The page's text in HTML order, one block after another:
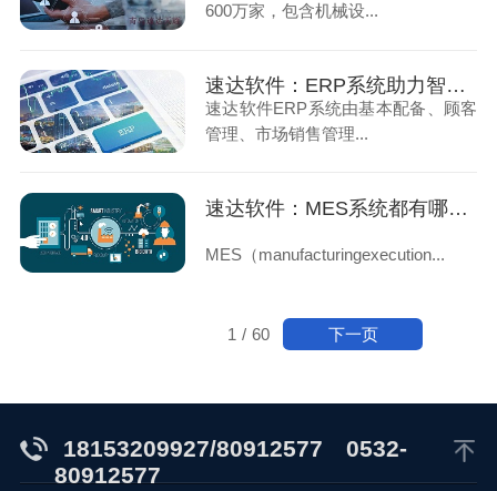
600万家，包含机械设...
速达软件：ERP系统助力智能制造行业实现生产效率的飞跃（下）
速达软件ERP系统由基本配备、顾客
管理、市场销售管理...
速达软件：MES系统都有哪些功能（上）
MES（manufacturingexecution...
1 / 60 下一页
18153209927/80912577
0532-
80912577